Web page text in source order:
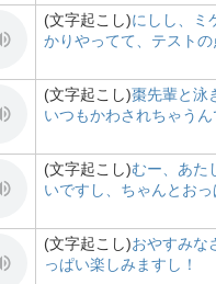
(文字起こし)にしし、ミ
かりやってて、テスト
(文字起こし)棗先輩と泳
いつもかわされちゃうん
(文字起こし)むー、あた
いですし、ちゃんとお
(文字起こし)おやすみな
っぱい楽しみますし！